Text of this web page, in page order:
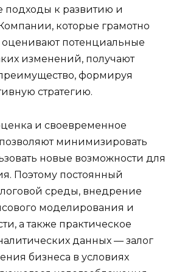
подходы к развитию и
которые грамотно
потенциальные
изменений, получают
формируя
стратегию.
и своевременное
минимизировать
новые возможности для
Поэтому постоянный
среды, внедрение
моделирования и
а также практическое
данных — залог
бизнеса в условиях